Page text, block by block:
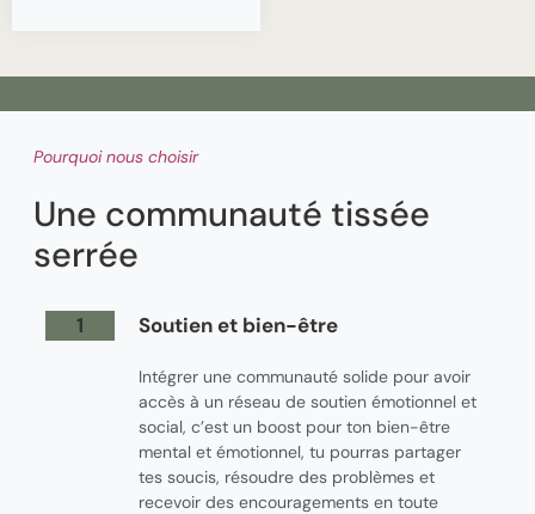
Pourquoi nous choisir
Une communauté tissée
serrée
1 Soutien et bien-être
Intégrer une communauté solide pour avoir
accès à un réseau de soutien émotionnel et
social, c’est un boost pour ton bien-être
mental et émotionnel, tu pourras partager
tes soucis, résoudre des problèmes et
recevoir des encouragements en toute